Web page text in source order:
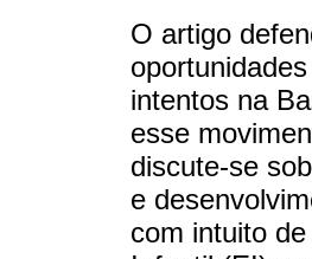
O artigo
intentos na
esse
discute-se
e
com intuito